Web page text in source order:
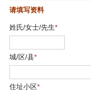
请填写资料
姓氏/女士/先生*
城/区/县*
住址小区*